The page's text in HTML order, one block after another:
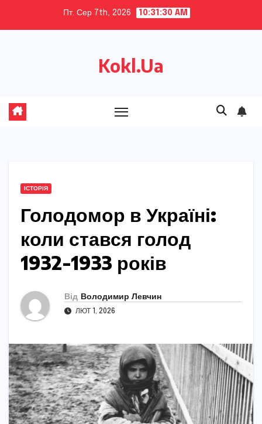
Пт. Сер 7th, 2026 10:31:31 AM
Kokl.Ua
ІСТОРІЯ
Голодомор в Україні:
коли стався голод
1932-1933 років
Від Володимир Левчин
ЛЮТ 1, 2026